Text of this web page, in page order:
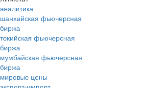
аналитика
шанхайская фьючерсная
биржа
токийская фьючерсная
биржа
мумбайская фьючерсная
биржа
мировые цены